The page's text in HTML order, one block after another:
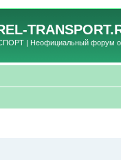
| Неофициальный форум